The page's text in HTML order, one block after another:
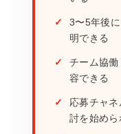
3〜5年後
明できる
チーム協
容できる
応募チャ
討を始めら